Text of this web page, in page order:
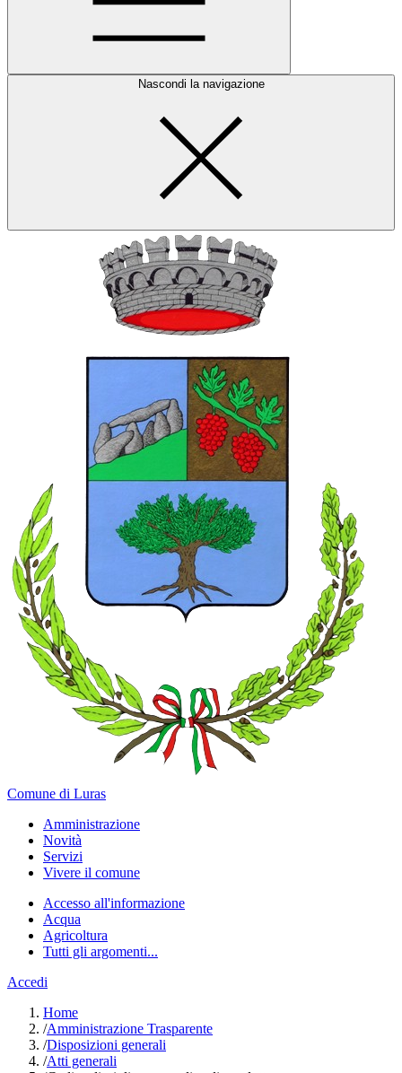
Nascondi la navigazione
Comune di Luras
Amministrazione
Novità
Servizi
Vivere il comune
Accesso all'informazione
Acqua
Agricoltura
Tutti gli argomenti...
Accedi
Home
/Amministrazione Trasparente
/Disposizioni generali
/Atti generali